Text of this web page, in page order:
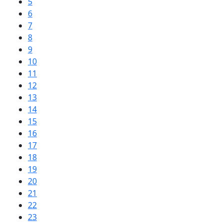
6
7
8
9
10
11
12
13
14
15
16
17
18
19
20
21
22
23